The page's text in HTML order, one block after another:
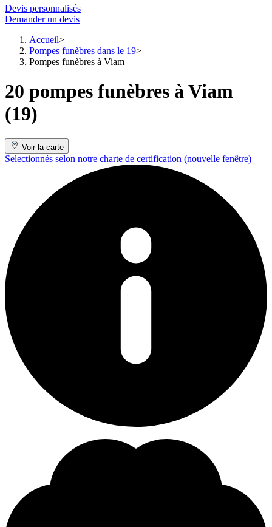
Devis personnalisés
Demander un devis
Accueil
Pompes funèbres dans le 19
Pompes funèbres à Viam
20 pompes funèbres à Viam
(19)
Voir la carte
Selectionnés selon notre charte de certification (nouvelle fenêtre)